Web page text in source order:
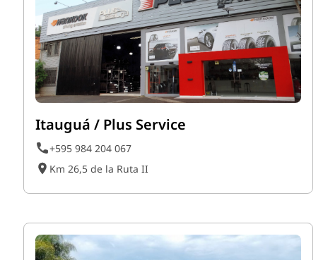
Itauguá / Plus Service
+595 984 204 067
Km 26,5 de la Ruta II